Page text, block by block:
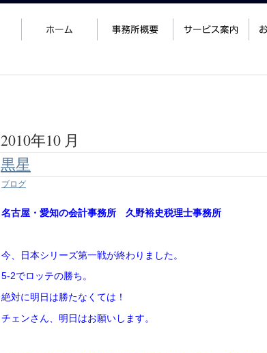
2010年10 月
黒星
ブログ
名古屋・愛知の会計事務所 久野裕史税理士事務所
今、日本シリーズ第一戦が終わりました。
5-2でロッテの勝ち。
絶対に明日は勝たなくては！
チェンさん、明日はお願いします。